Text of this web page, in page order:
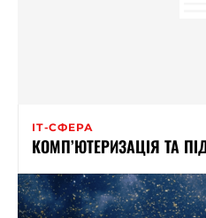
ІТ-СФЕРА
КОМП’ЮТЕРИЗАЦІЯ ТА